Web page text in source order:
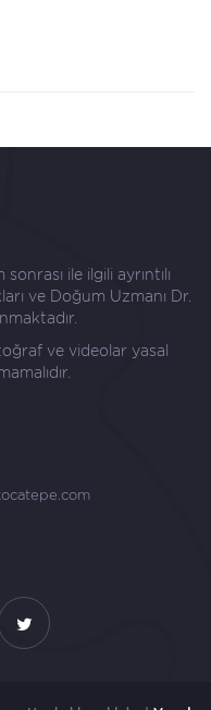
ile ilgili ayrıntılı
ve Doğum Uzmanı Dr.
ve videolar yasal